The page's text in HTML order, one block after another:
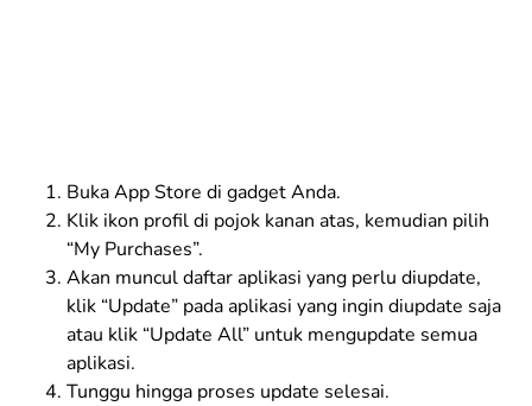
Buka App Store di gadget Anda.
Klik ikon profil di pojok kanan atas, kemudian pilih
“My Purchases”.
Akan muncul daftar aplikasi yang perlu diupdate,
klik “Update” pada aplikasi yang ingin diupdate saja
atau klik “Update All” untuk mengupdate semua
aplikasi.
Tunggu hingga proses update selesai.